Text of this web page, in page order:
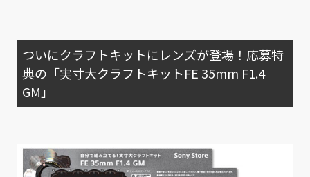
ついにクラフトキットにレンズが登場！応募特
典の「実寸大クラフトキットFE 35mm F1.4
GM」